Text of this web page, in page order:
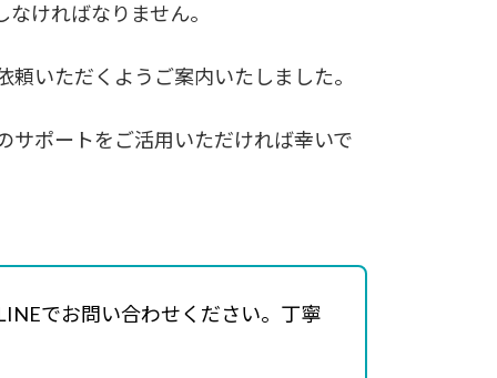
ければなりません。
いただくようご案内いたしました。
サポートをご活用いただければ幸いで
でお問い合わせください。丁寧